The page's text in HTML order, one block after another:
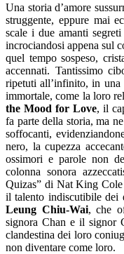
Una storia d’amore
struggente, eppure mai
scale i due amanti
incrociandosi appena sul
quel tempo sospeso,
accennati. Tantissimo
ripetuti all’infinito, in una
immortale, come la loro
the Mood for Love, il
fa parte della storia, ma
soffocanti,
nero, la cupezza
ossimori e parole non
colonna sonora
Quizas” di Nat King
il talento indiscutibile dei
Leung Chiu-Wai, che
signora Chan e il signor
clandestina dei loro
non diventare come loro.